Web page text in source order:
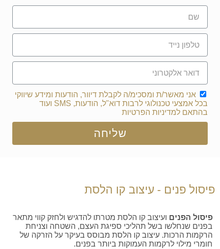
אני מאשר/ת ומסכימ/ה לקבלת דיוור, הודעות ומידע שיווקי
בכל אמצעי טכנולוגי לרבות דוא"ל, הודעות, SMS ועוד
בהתאם למדיניות הפרטיות
שליחה
פיסול פנים - עיצוב קו הלסת
פיסול הפנים ועיצוב קו הלסת מטרתו להדגיש ולחזק קווי מתאר
בפנים שנחלשו בשל תהליכי ספיגת העצם, השטחה וצניחת
הרקמות הרכות. עיצוב קו הלסת מבוסס בעיקר על הזרקה של
חומרי מילוי לרקמות העמוקות ביותר בפנים.